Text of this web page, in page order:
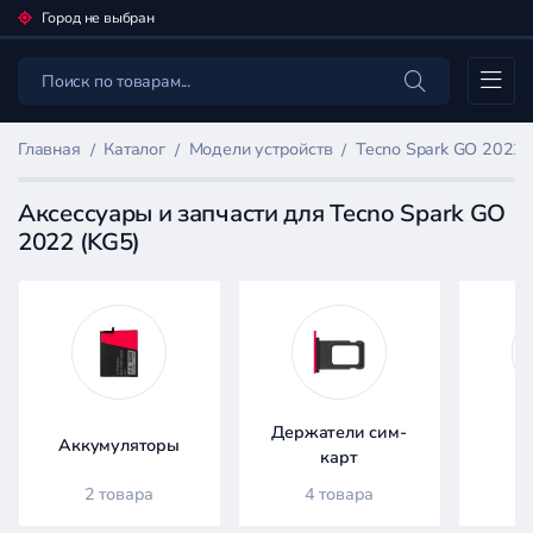
Город не выбран
Каталог
Главная Каталог Модели устройств Tecno Spark GO 2022
Аксессуары и запчасти для Tecno Spark GO
2022 (KG5)
Фильтр
товаров
Аккумуляторы
2 товара
Держатели сим-
карт
4 товара